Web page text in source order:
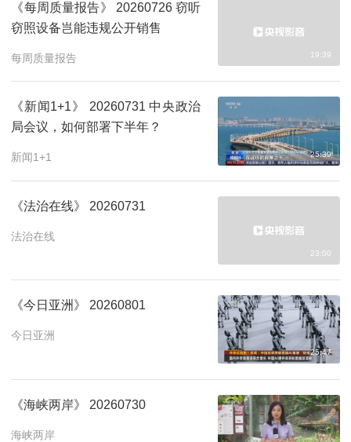
《每周质量报告》 20260726 窃听
窃照设备岂能违规公开销售
每周质量报告 19:39
《新闻1+1》 20260731 中央政治
局会议，如何部署下半年？
新闻1+1 25:39
《法治在线》 20260731
法治在线
23:00
《今日亚洲》 20260801
今日亚洲
25:47
《海峡两岸》 20260730
海峡两岸